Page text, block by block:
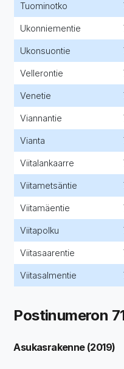
Tuominotko
Ukonniementie
Ukonsuontie
Vellerontie
Venetie
Viannantie
Vianta
Viitalankaarre
Viitametsäntie
Viitamäentie
Viitapolku
Viitasaarentie
Viitasalmentie
Postinumeron
Asukasrakenne (2019)